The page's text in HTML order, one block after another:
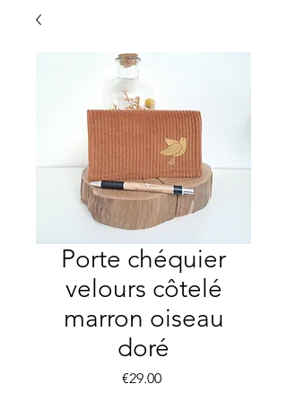
Porte chéquier
velours côtelé
marron oiseau
doré
€29.00Price